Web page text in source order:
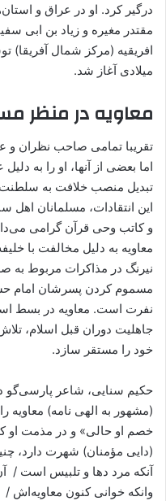
درگیر کرد. او در عراق و
مقتدر مغیره و زیاد بن ابی
میلادی آغاز شد.
معاویه در منظر
تقریبا تمامی صاحب نظران و
اما بعضی از آنها، او را به
تبدیل منصب خلافت به سلطنت
این انتقادات، مسلمانان اهل
و کاتب وحی قرآن گرامی
معاویه به دلیل مخالفت با
نیرنگ در مذاکرات مربوط به
مسموم کردن پسرشان امام
نفرت است. معاویه در بسط
جاهلیت دوران قبل اسلام،
خود را مستقر سازد.
حکیم سنایی، شاعر پارسی‌گو
(مشهور به الهی نامه) معاویه
خصم او حالی» و در مذمت او
(دایی مؤمنان) شهرت دارد،
آنکه مرد دها و تلبیس است /
وانکه خوانی کنون معاویه‌اش